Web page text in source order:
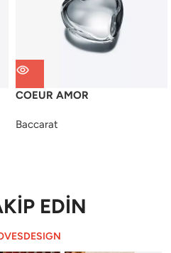
COEUR AMOR
Baccarat
EDİN